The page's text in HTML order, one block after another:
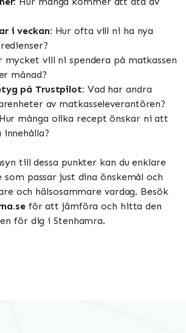
i veckan: Hur ofta vill ni ha nya
mycket vill ni spendera på matkassen
månad?
på Trustpilot: Vad har andra
av matkasseleverantören?
Hur många olika recept önskar ni att
innehålla?
till dessa punkter kan du enklare
passar just dina önskemål och
och hälsosammare vardag. Besök
för att jämföra och hitta den
för dig i Stenhamra.